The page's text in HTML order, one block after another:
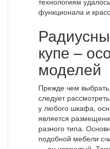
функционала и
купе –
моделей
Прежде чем
следует
у любого шкафа,
является
разного типа.
подобной мебели